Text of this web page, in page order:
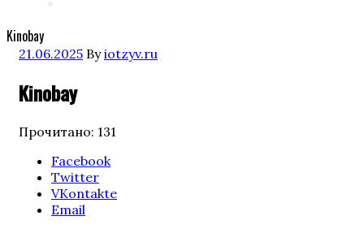
Kinobay
Posted
21.06.2025 Byiotzyv.ru
Kinobay
Прочитано: 131
Поделиться
"Kinobay"
Facebook
Twitter
VKontakte
Email